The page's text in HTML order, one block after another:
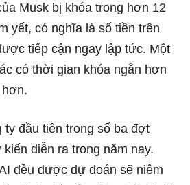
Musk bị khóa trong hơn 12
yết, có nghĩa là số tiền trên
tiếp cận ngay lập tức. Một
có thời gian khóa ngắn hơn
ty đầu tiên trong số ba đợt
​​diễn ra trong năm nay.
đều được dự đoán sẽ niêm